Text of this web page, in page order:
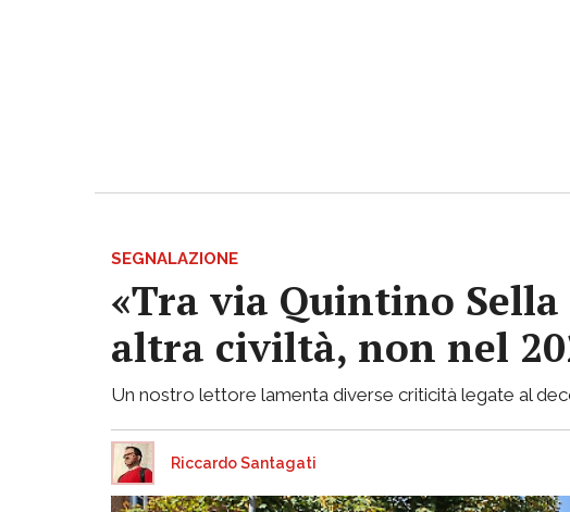
SEGNALAZIONE
«Tra via Quintino
altra civiltà, non nel
Un nostro lettore lamenta diverse criticità legate al
Riccardo Santagati